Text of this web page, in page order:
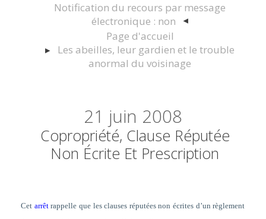
Notification du recours par message
électronique : non
Page d'accueil
Les abeilles, leur gardien et le trouble
anormal du voisinage
21 juin 2008
Copropriété, Clause Réputée
Non Écrite Et Prescription
Cet arrêtrappelle que les clauses réputées non écrites d’un règlement